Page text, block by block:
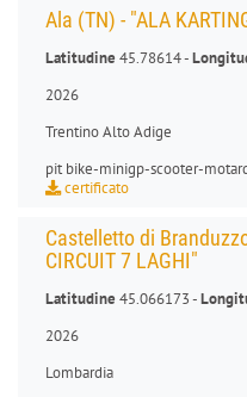
Ala (TN) - "ALA
Latitudine45.78614 -
2026
Trentino Alto Adige
pit bike-minigp-scooter-
certificato
Castelletto di
CIRCUIT 7 LAGHI"
Latitudine45.066173 -
2026
Lombardia